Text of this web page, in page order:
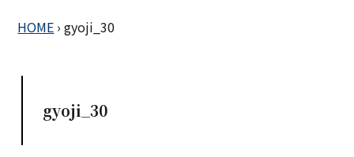
HOME › gyoji_30
gyoji_30